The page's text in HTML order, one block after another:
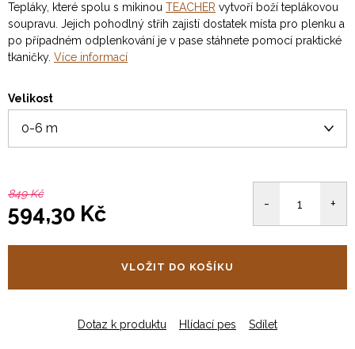
Tepláky, které spolu s mikinou TEACHER vytvoří boží teplákovou
soupravu. Jejich pohodlný střih zajistí dostatek místa pro plenku a
po případném odplenkování je v pase stáhnete pomocí praktické
tkaničky. Více informací
Velikost
849 Kč
594,30 Kč
VLOŽIT DO KOŠÍKU
Dotaz k produktu Hlídací pes Sdílet